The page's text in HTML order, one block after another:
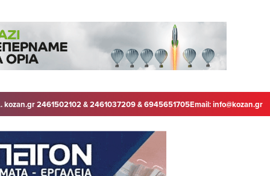
kozan.gr 2461502102 & 2461037209 & 6945651705Email:info@kozan.gr